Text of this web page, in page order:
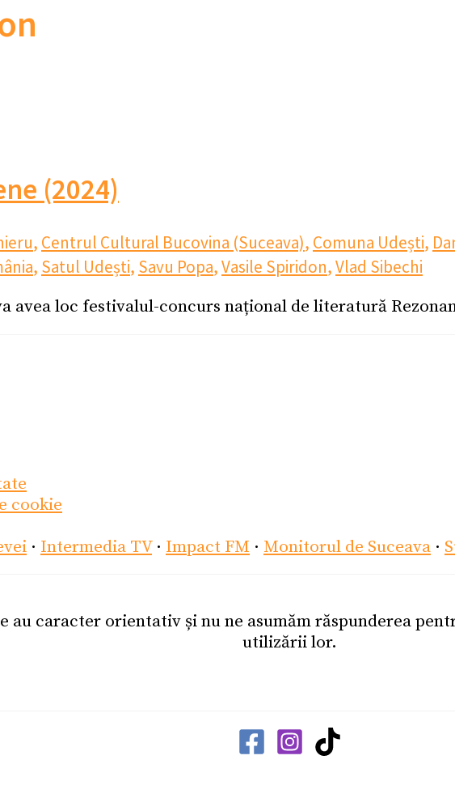
(2024)
, Centrul Cultural Bucovina (Suceava), Comuna Udești,
, Satul Udești, Savu Popa,Vasile Spiridon,Vlad Sibechi
avea loc festivalul-concurs național de literatură
cookie
· Intermedia TV· Impact FM · Monitorul de Suceava ·
caracter orientativ și nu ne asumăm răspunderea
utilizării lor.